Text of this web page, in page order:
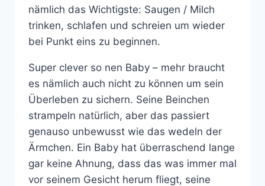
nämlich das Wichtigste: Saugen / Milch
trinken, schlafen und schreien um wieder
bei Punkt eins zu beginnen.
Super clever so nen Baby – mehr braucht
es nämlich auch nicht zu können um sein
Überleben zu sichern. Seine Beinchen
strampeln natürlich, aber das passiert
genauso unbewusst wie das wedeln der
Ärmchen. Ein Baby hat überraschend lange
gar keine Ahnung, dass das was immer mal
vor seinem Gesicht herum fliegt, seine